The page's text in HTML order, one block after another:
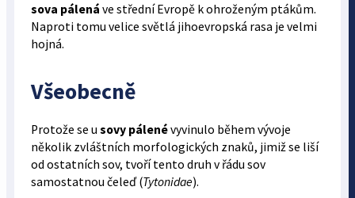
sova pálená ve střední Evropě k ohroženým ptákům.
Naproti tomu velice světlá jihoevropská rasa je velmi
hojná.
Všeobecně
Protože se u sovy pálenévyvinulo během vývoje
několik zvláštních morfologických znaků, jimiž se liší
od ostatních sov, tvoří tento druh v řádu sov
samostatnou čeleď (Tytonidae).